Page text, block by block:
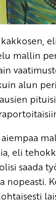
mallin
alun
eli
saada